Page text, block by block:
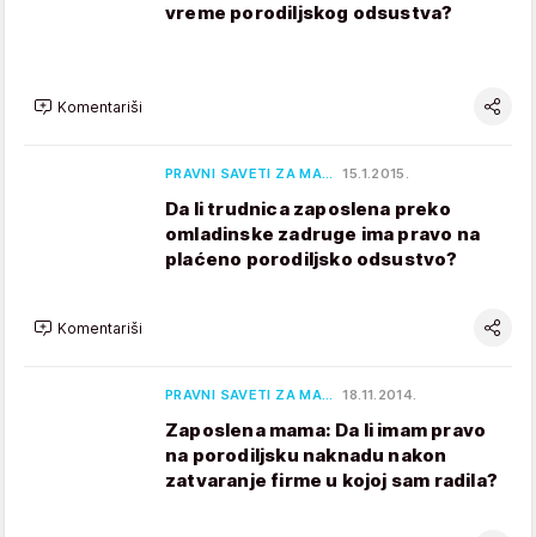
vreme porodiljskog odsustva?
Komentariši
PRAVNI SAVETI ZA MA… 15.1.2015.
Da li trudnica zaposlena preko
omladinske zadruge ima pravo na
plaćeno porodiljsko odsustvo?
Komentariši
PRAVNI SAVETI ZA MA… 18.11.2014.
Zaposlena mama: Da li imam pravo
na porodiljsku naknadu nakon
zatvaranje firme u kojoj sam radila?